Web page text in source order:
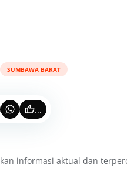
SUMBAWA BARAT
...
informasi aktual dan